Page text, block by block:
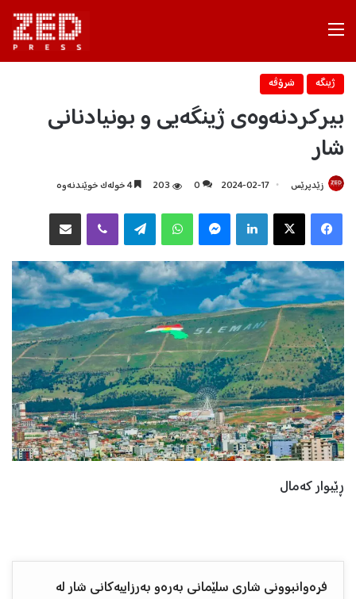
ژینگه‌ شرۆڤه‌
بیركردنەوەی ژینگەیی و بونیادنانی
شار
زێدپرێس 2024-02-17
0
203 4 خولەک خوێندنەوە
X
Telegram
ڕێبوار کەمال
فرەوانبوونی شاری سلێمانی بەرەو بەرزاییەكانی شار لە